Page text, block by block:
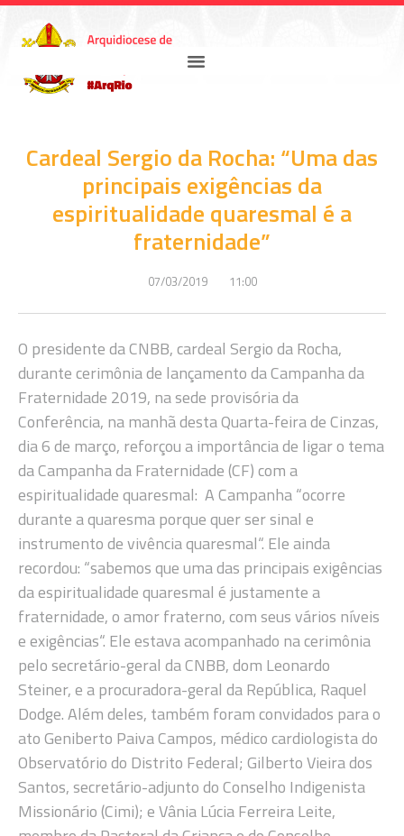
Cardeal Sergio da Rocha: “Uma das
principais exigências da
espiritualidade quaresmal é a
fraternidade”
07/03/2019 11:00
O presidente da CNBB, cardeal Sergio da Rocha,
durante cerimônia de lançamento da Campanha da
Fraternidade 2019, na sede provisória da
Conferência, na manhã desta Quarta-feira de Cinzas,
dia 6 de março, reforçou a importância de ligar o tema
da Campanha da Fraternidade (CF) com a
espiritualidade quaresmal: A Campanha “ocorre
durante a quaresma porque quer ser sinal e
instrumento de vivência quaresmal“. Ele ainda
recordou: “sabemos que uma das principais exigências
da espiritualidade quaresmal é justamente a
fraternidade, o amor fraterno, com seus vários níveis
e exigências“. Ele estava acompanhado na cerimônia
pelo secretário-geral da CNBB, dom Leonardo
Steiner, e a procuradora-geral da República, Raquel
Dodge. Além deles, também foram convidados para o
ato Geniberto Paiva Campos, médico cardiologista do
Observatório do Distrito Federal; Gilberto Vieira dos
Santos, secretário-adjunto do Conselho Indigenista
Missionário (Cimi); e Vânia Lúcia Ferreira Leite,